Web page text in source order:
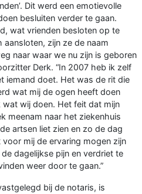
Dit werd een emotievolle
besluiten verder te gaan.
wat vrienden besloten op te
zijn ze de naam
naar waar we nu zijn is geboren
Derk. “In 2007 heb ik zelf
iemand doet. Het was de rit die
wat mij de ogen heeft doen
wij doen. Het feit dat mijn
meenam naar het ziekenhuis
artsen liet zien en zo de dag
mij de ervaring mogen zijn
dagelijkse pijn en verdriet te
weer door te gaan.”
bij de notaris, is